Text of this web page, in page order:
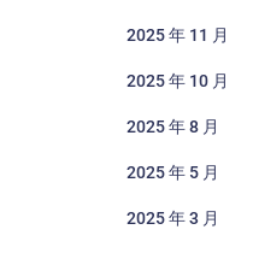
2025 年 11 月
2025 年 10 月
2025 年 8 月
2025 年 5 月
2025 年 3 月